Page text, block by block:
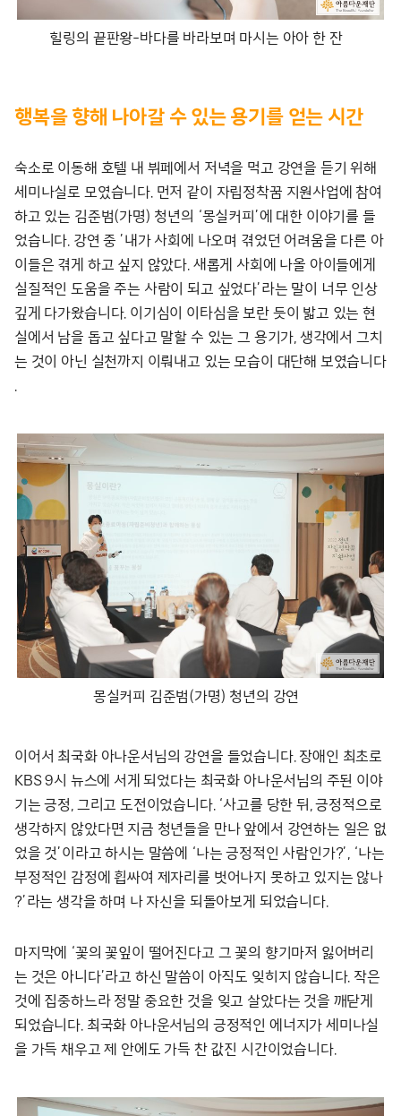
힐링의 끝판왕-바다를 바라보며 마시는 아아 한 잔
행복을 향해 나아갈 수 있는 용기를 얻는 시간
숙소로 이동해 호텔 내 뷔페에서 저녁을 먹고 강연을 듣기 위해
세미나실로 모였습니다. 먼저 같이 자립정착꿈 지원사업에 참여
하고 있는 김준범(가명) 청년의 ‘몽실커피’에 대한 이야기를 들
었습니다. 강연 중 ’내가 사회에 나오며 겪었던 어려움을 다른 아
이들은 겪게 하고 싶지 않았다. 새롭게 사회에 나올 아이들에게
실질적인 도움을 주는 사람이 되고 싶었다’라는 말이 너무 인상
깊게 다가왔습니다. 이기심이 이타심을 보란 듯이 밟고 있는 현
실에서 남을 돕고 싶다고 말할 수 있는 그 용기가, 생각에서 그치
는 것이 아닌 실천까지 이뤄내고 있는 모습이 대단해 보였습니다
몽실커피 김준범(가명) 청년의 강연
이어서 최국화 아나운서님의 강연을 들었습니다. 장애인 최초로
KBS 9시 뉴스에 서게 되었다는 최국화 아나운서님의 주된 이야
기는 긍정, 그리고 도전이었습니다. ‘사고를 당한 뒤, 긍정적으로
생각하지 않았다면 지금 청년들을 만나 앞에서 강연하는 일은 없
었을 것’이라고 하시는 말씀에 ‘나는 긍정적인 사람인가?’, ‘나는
부정적인 감정에 휩싸여 제자리를 벗어나지 못하고 있지는 않나
?’라는 생각을 하며 나 자신을 되돌아보게 되었습니다.
마지막에 ‘꽃의 꽃잎이 떨어진다고 그 꽃의 향기마저 잃어버리
는 것은 아니다’라고 하신 말씀이 아직도 잊히지 않습니다. 작은
것에 집중하느라 정말 중요한 것을 잊고 살았다는 것을 깨닫게
되었습니다. 최국화 아나운서님의 긍정적인 에너지가 세미나실
을 가득 채우고 제 안에도 가득 찬 값진 시간이었습니다.